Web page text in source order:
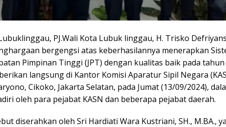
PJ.Wali Kota Lubuk linggau, H. Trisko
bergengsi atas keberhasilannya menerapkan
Pimpinan Tinggi (JPT) dengan kualitas baik pada tahun
langsung di Kantor Komisi Aparatur Sipil Negara
Cikoko, Jakarta Selatan, pada Jumat (13/09/2024),
oleh para pejabat KASN dan beberapa pejabat daerah.
diserahkan oleh Sri Hardiati Wara Kustriani, SH., M.BA.,